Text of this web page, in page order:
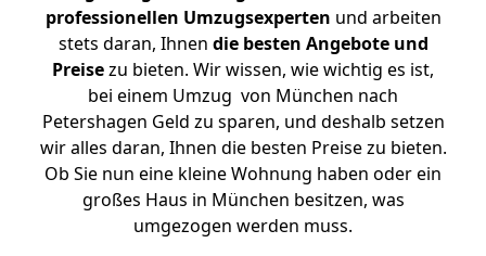
professionellen Umzugsexperten und arbeiten
stets daran, Ihnen die besten Angebote und
Preisezu bieten. Wir wissen, wie wichtig es ist,
bei einem Umzug von München nach
Petershagen Geld zu sparen, und deshalb setzen
wir alles daran, Ihnen die besten Preise zu bieten.
Ob Sie nun eine kleine Wohnung haben oder ein
großes Haus in München besitzen, was
umgezogen werden muss.